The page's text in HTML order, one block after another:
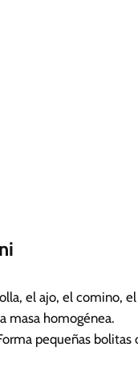
el ajo, el comino,
masa homogénea.
pequeñas bolitas